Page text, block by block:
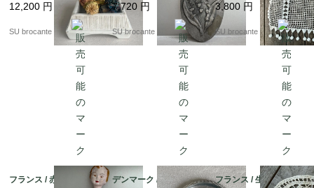
12,200 円
SU brocante
7,720 円
SU brocante
3,800 円
SU brocante
フランス / 赤ちゃんの
デンマーク / ユストア
フランス / 生成りバテ